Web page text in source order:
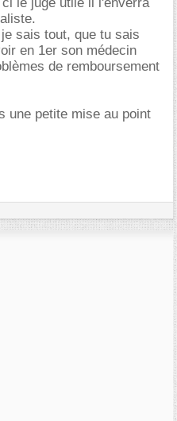
sais tout, que tu sais
en 1er son médecin
de remboursement
une petite mise au point